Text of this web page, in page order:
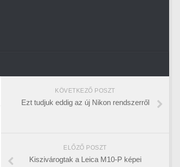
KÖVETKEZŐ POSZT
Ezt tudjuk eddig az új Nikon rendszerről
ELŐZŐ POSZT
Kiszivárogtak a Leica M10-P képei